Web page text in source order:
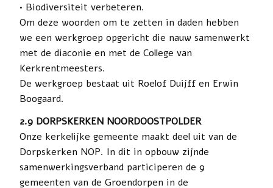
• Biodiversiteit verbeteren.
Om deze woorden om te zetten in daden hebben
we een werkgroep opgericht die nauw samenwerkt
met de diaconie en met de College van
Kerkrentmeesters.
De werkgroep bestaat uit Roelof Duijff en Erwin
Boogaard.
2.9 DORPSKERKEN NOORDOOSTPOLDER
Onze kerkelijke gemeente maakt deel uit van de
Dorpskerken NOP. In dit in opbouw zijnde
samenwerkingsverband participeren de 9
gemeenten van de Groendorpen in de